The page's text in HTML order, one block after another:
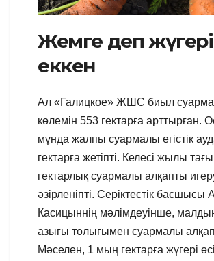
Жемге деп жүгері
еккен
Ал «Галицкое» ЖШС биыл
көлемін 553 гектарға арттырған.
мұнда жалпы суармалы егістік
гектарға жетіпті. Келесі жылы
гектарлық суармалы алқапты
әзірленіпті. Серіктестік басшысы
Касицыннің мәлімдеуінше,
азығы толығымен суармалы
Мәселен, 1 мың гектарға жүгері